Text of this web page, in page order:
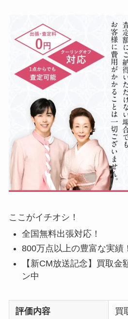
ここがイチオシ！
全国無料出張対応！
800万点以上の豊富な実績！
【新CM放送記念】買取金
ン中
評価内容
買